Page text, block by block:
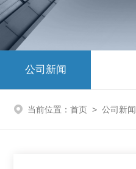
公司新闻
当前位置： 首页 > 公司新闻